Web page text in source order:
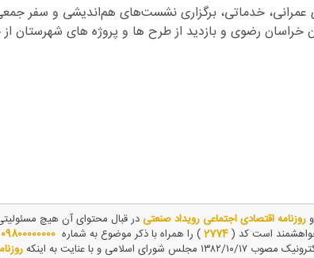
عمرانی، خدماتی، برگزاری نشست‌های هم‌اندیشی و سفر
خراسان رضوی و بازدید از طرح ها و پروژه های شهرستان از
روزنامه اقتصادی اجتماعی رویداد صنعتی در قبال محتوای آن هیچ
خواهشمند است کد (2774 ) را همراه با ذکر موضوع به شماره